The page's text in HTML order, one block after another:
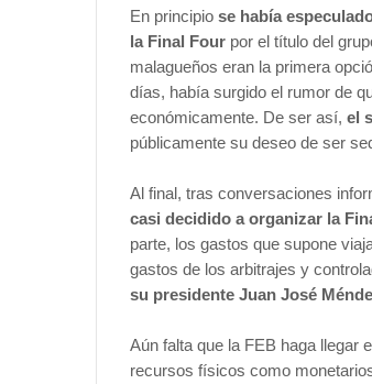
En principio se había
la Final Four por el título del
malagueños eran la primera
días, había surgido el rumor de
económicamente. De ser así, el
públicamente su deseo de ser
Al final, tras conversaciones
casi decidido a organizar la
parte, los gastos que supone
gastos de los arbitrajes y
su presidente Juan José
Aún falta que la FEB haga llegar
recursos físicos como